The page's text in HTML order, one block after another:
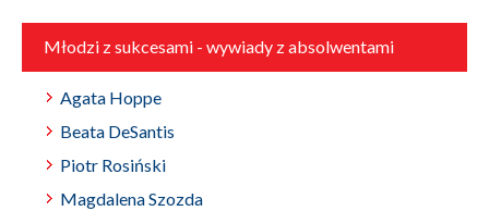
Młodzi z sukcesami - wywiady z absolwentami
Agata Hoppe
Beata DeSantis
Piotr Rosiński
Magdalena Szozda